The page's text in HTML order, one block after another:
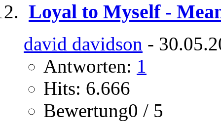
Loyal to Myself -
david davidson -
Antworten: 1
Hits: 6.666
Bewertung0 / 5